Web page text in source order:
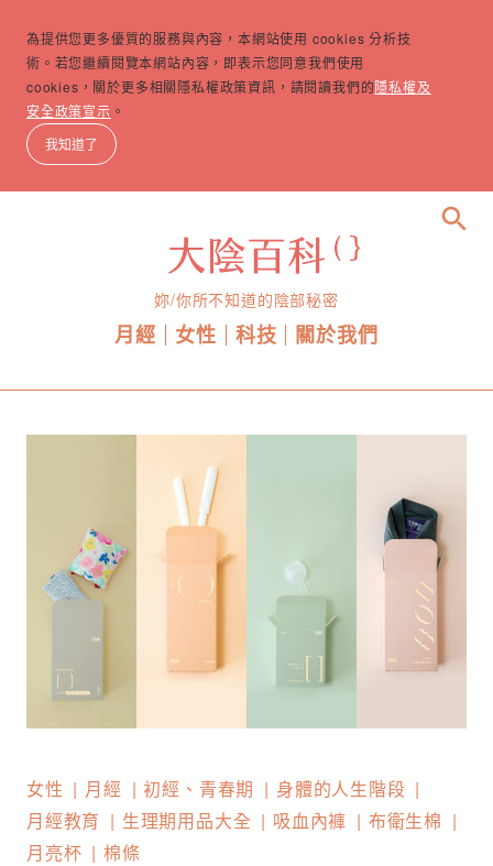
為提供您更多優質的服務與內容，本網站使用 cookies 分析技
術。若您繼續閱覽本網站內容，即表示您同意我們使用
cookies，關於更多相關隱私權政策資訊，請閱讀我們的隱私權及
安全政策宣示 。
我知道了
妳/你所不知道的陰部秘密
月經 女性 科技 關於我們
search
女性 月經 初經、青春期
身體的人生階段
月經教育
生理期用品大全 吸血內褲
布衛生棉
月亮杯
棉條